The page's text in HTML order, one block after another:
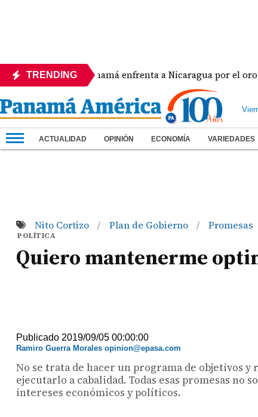
TRENDINGPanamá enfrenta a Nicaragua por el oro en
ACTUALIDAD OPINIÓN ECONOMÍA VARIEDADES
Nito Cortizo / Plan de Gobierno / Promesas
POLÍTICA
Quiero mantenerme
Publicado 2019/09/05 00:00:00
Ramiro Guerra Morales opinion@epasa.com
No se trata de hacer un programa de objetivos
ejecutarlo a cabalidad. Todas esas promesas
intereses económicos y políticos.